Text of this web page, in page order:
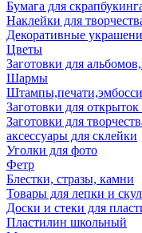
Бумага для
Наклейки для
Декоративные
Цветы
Заготовки для
Шармы
Заготовки для
Заготовки для
аксессуары для склейки
Уголки для фото
Фетр
Блестки, стразы, камни
Товары для лепки и
Доски и стеки для
Пластилин школьный